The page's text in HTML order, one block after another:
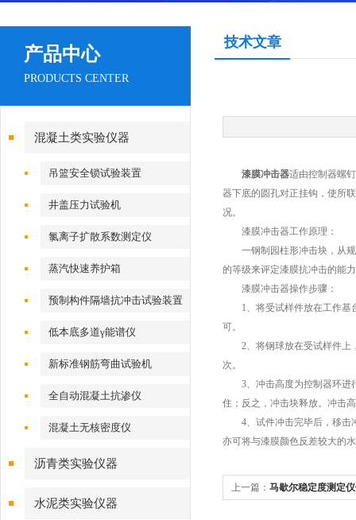
技术文章
漆膜冲击器适由控制器螺
器下底的圆孔对正挂钩，使所
况。
漆膜冲击器工作原理：
一钢制园柱形冲击块，从规
的等级来评定漆膜抗冲击的能
漆膜冲击器操作步骤：
1、将受试样件放在工作基台
可。
2、将钢球放在受试样件上，
次。
3、冲击高度为控制器环进行
住；反之，冲击块释放。冲击
4、试件冲击完毕后，移击冲
亦可将与漆膜颜色反差较大的
上一篇： 马歇尔稳定度测定
产品中心
PRODUCTS CENTER
混凝土类实验仪器
吊篮安全锁试验装置
井盖压力试验机
氯离子扩散系数测定仪
蒸汽快速养护箱
预制构件隔墙抗冲击试验装置
低本底多道γ能谱仪
新标准钢筋弯曲试验机
全自动混凝土抗渗仪
混凝土无核密度仪
沥青类实验仪器
水泥类实验仪器